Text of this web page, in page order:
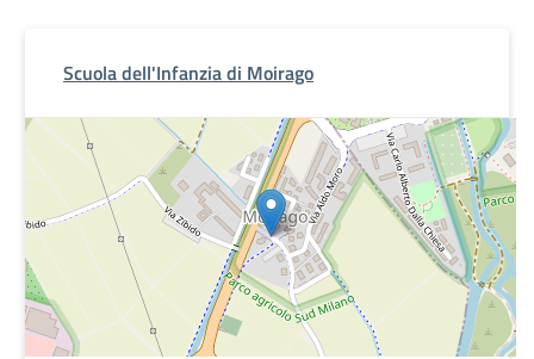
Scuola dell'Infanzia di Moirago